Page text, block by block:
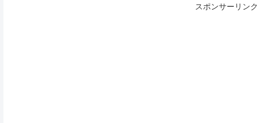
スポンサーリンク